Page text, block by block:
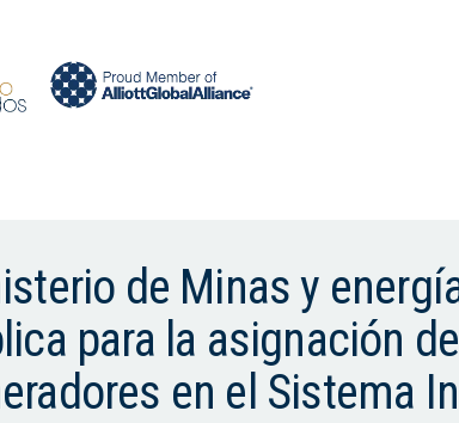
de Minas y
para la asignación
en el Sistema